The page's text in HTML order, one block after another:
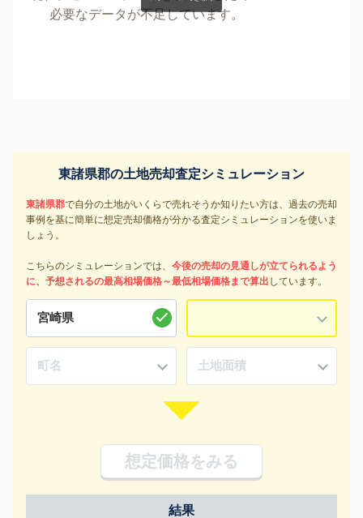
必要なデータが不足しています。
東諸県郡の土地売却査定シミュレーション
東諸県郡で自分の土地がいくらで売れそうか知りたい方は、過去の売却
事例を基に簡単に想定売却価格が分かる査定シミュレーションを使いま
しょう。
こちらのシミュレーションでは、 今後の売却の見通しが立てられるよう
に、予想されるの最高相場価格～最低相場価格まで算出 しています。
想定価格をみる
結果